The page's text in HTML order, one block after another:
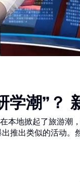
学潮”？
本地掀起了旅游潮
推出类似的活动